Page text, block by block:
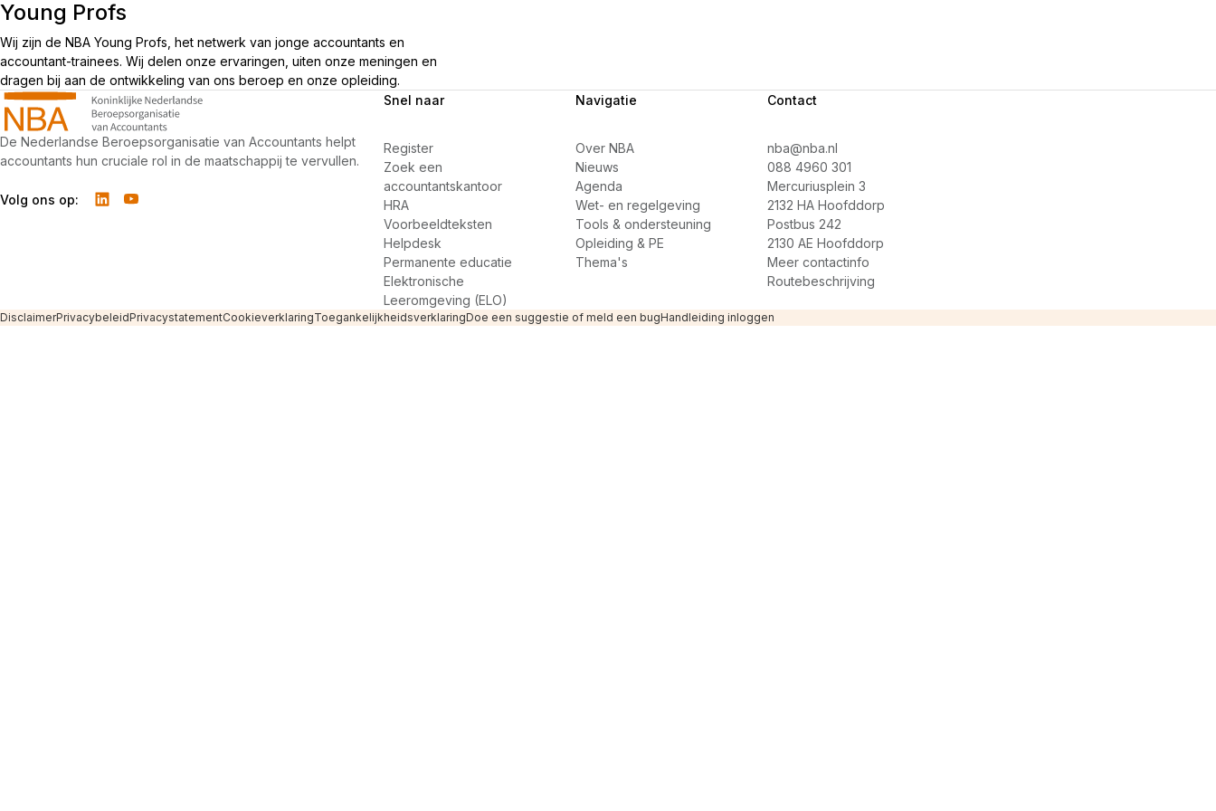
Young Profs
Wij zijn de NBA Young Profs, het netwerk van jonge accountants en
accountant-trainees. Wij delen onze ervaringen, uiten onze meningen en
dragen bij aan de ontwikkeling van ons beroep en onze opleiding.
De Nederlandse Beroepsorganisatie van Accountants helpt
accountants hun cruciale rol in de maatschappij te vervullen.
Volg ons op:
Snel naar
Register
Zoek een
accountantskantoor
HRA
Voorbeeldteksten
Helpdesk
Permanente educatie
Elektronische
Leeromgeving (ELO)
Navigatie
Over NBA
Nieuws
Agenda
Wet- en regelgeving
Tools & ondersteuning
Opleiding & PE
Thema's
Contact
nba@nba.nl
088 4960 301
Mercuriusplein 3
2132 HA Hoofddorp
Postbus 242
2130 AE Hoofddorp
Meer contactinfo
Routebeschrijving
DisclaimerPrivacybeleidPrivacystatementCookieverklaringToegankelijkheidsverklaringDoe een suggestie of meld een bugHandleiding inloggen